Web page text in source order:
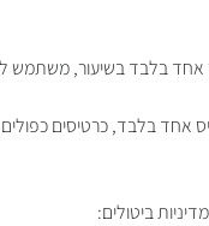
בלבד בשיעור, משתמש
אחד בלבד, כרטיסים
מדיניות ביטולים: